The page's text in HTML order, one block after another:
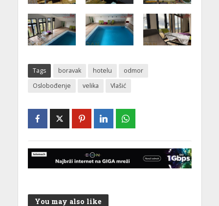
Tags boravak hotelu
odmor
Oslobođenje
velika Vlašić
You may also like